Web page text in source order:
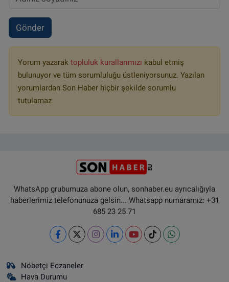
Gönder
Yorum yazarak topluluk kurallarımızı kabul etmiş
bulunuyor ve tüm sorumluluğu üstleniyorsunuz. Yazılan
yorumlardan Son Haber hiçbir şekilde sorumlu
tutulamaz.
WhatsApp grubumuza abone olun, sonhaber.eu ayrıcalığıyla
haberlerimiz telefonunuza gelsin... Whatsapp numaramız: +31
685 23 25 71
Nöbetçi Eczaneler
Hava Durumu